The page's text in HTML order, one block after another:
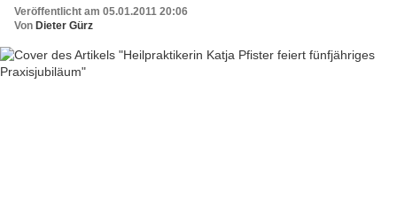
Veröffentlicht am 05.01.2011 20:06
Von Dieter Gürz